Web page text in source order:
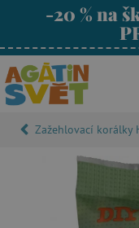
-20 % na
Zažehlovací korálky